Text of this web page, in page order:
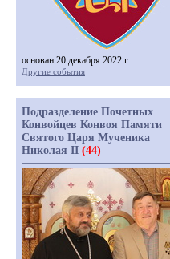
основан 20 декабря 2022 г.
Другие события
Подразделение Почетных
Конвойцев Конвоя Памяти
Святого Царя Мученика
Николая II (44)